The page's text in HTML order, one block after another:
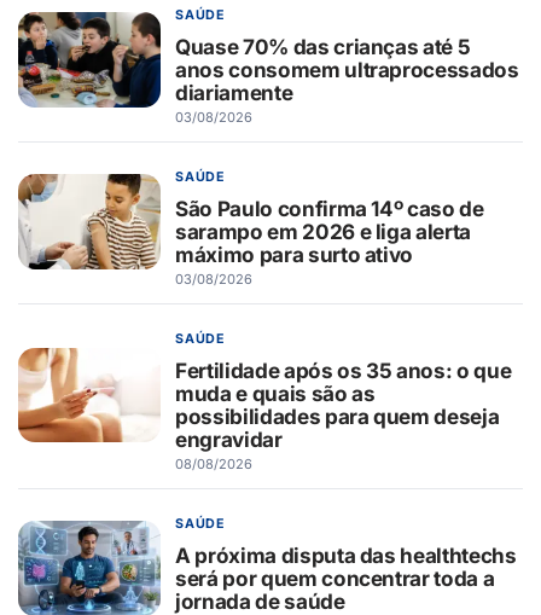
SAÚDE
Quase 70% das crianças até 5
anos consomem ultraprocessados
diariamente
03/08/2026
SAÚDE
São Paulo confirma 14º caso de
sarampo em 2026 e liga alerta
máximo para surto ativo
03/08/2026
SAÚDE
Fertilidade após os 35 anos: o que
muda e quais são as
possibilidades para quem deseja
engravidar
08/08/2026
SAÚDE
A próxima disputa das healthtechs
será por quem concentrar toda a
jornada de saúde